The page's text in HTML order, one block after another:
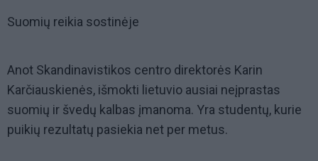
Suomių reikia sostinėje
Anot Skandinavistikos centro direktorės Karin
Karčiauskienės, išmokti lietuvio ausiai neįprastas
suomių ir švedų kalbas įmanoma. Yra studentų, kurie
puikių rezultatų pasiekia net per metus.